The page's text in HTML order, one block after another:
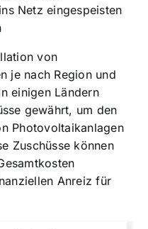
Netz eingespeisten
von
je nach Region und
einigen Ländern
gewährt, um den
Photovoltaikanlagen
Zuschüsse können
Anreiz für